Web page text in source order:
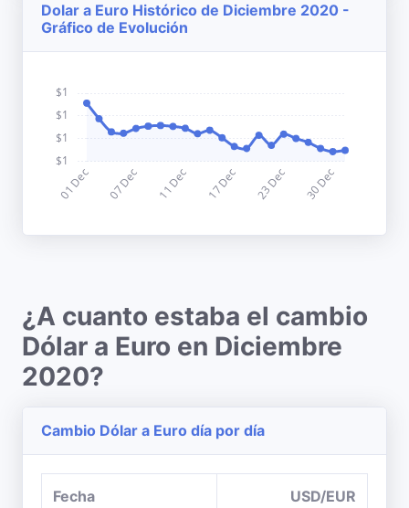
Dolar a Euro Histórico de Diciembre 2020 -
Gráfico de Evolución
¿A cuanto estaba el cambio
Dólar a Euro en Diciembre
2020?
Cambio Dólar a Euro día por día
Fecha USD/EUR